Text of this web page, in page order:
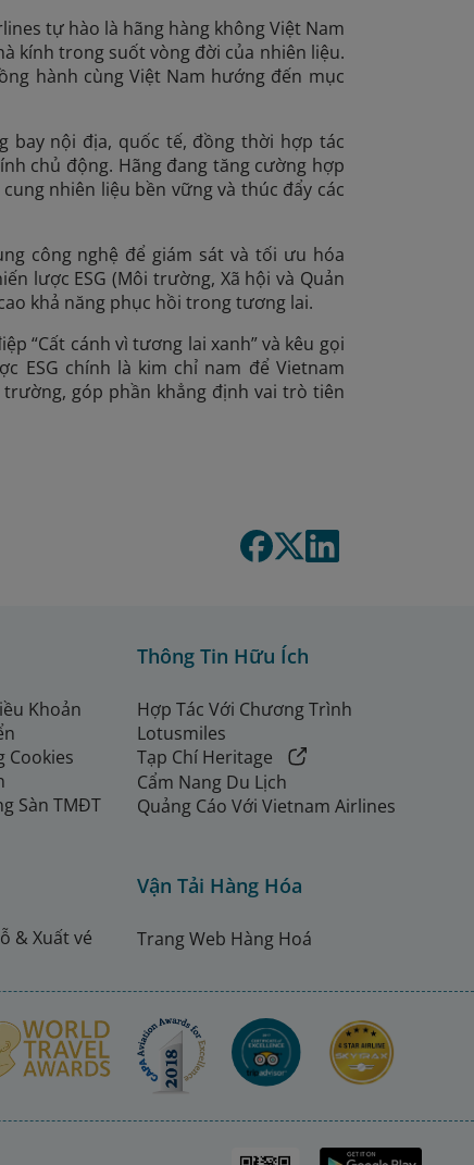
tự hào là hãng hàng không Việt Nam
kính trong suốt vòng đời của nhiên liệu.
hành cùng Việt Nam hướng đến mục
bay nội địa, quốc tế, đồng thời hợp tác
chủ động. Hãng đang tăng cường hợp
nhiên liệu bền vững và thúc đẩy các
công nghệ để giám sát và tối ưu hóa
lược ESG (Môi trường, Xã hội và Quản
khả năng phục hồi trong tương lai.
“Cất cánh vì tương lai xanh” và kêu gọi
ESG chính là kim chỉ nam để Vietnam
góp phần khẳng định vai trò tiên
Khoản
Cookies
Sàn TMĐT
& Xuất vé
Thông Tin Hữu Ích
Hợp Tác Với Chương Trình
Lotusmiles
Tạp Chí Heritage
Cẩm Nang Du Lịch
Quảng Cáo Với Vietnam Airlines
Vận Tải Hàng Hóa
Trang Web Hàng Hoá